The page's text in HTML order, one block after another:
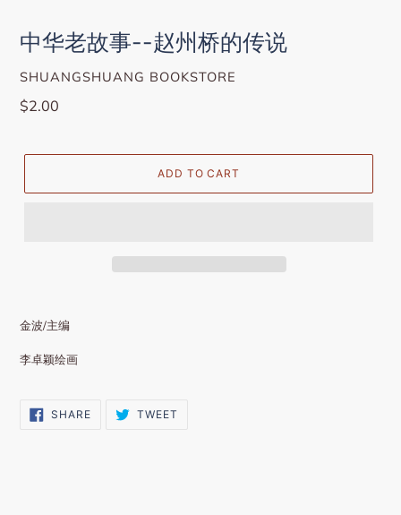
中华老故事--赵州桥的传说
VENDOR
SHUANGSHUANG BOOKSTORE
Regular
$2.00
ADD TO CART
金波/主编
李卓颖绘画
SHARESHARE
ON
TWEET